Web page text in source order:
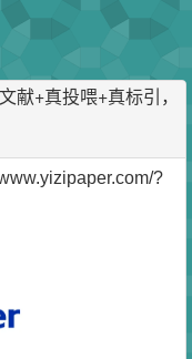
献+真投喂+真标引，
?